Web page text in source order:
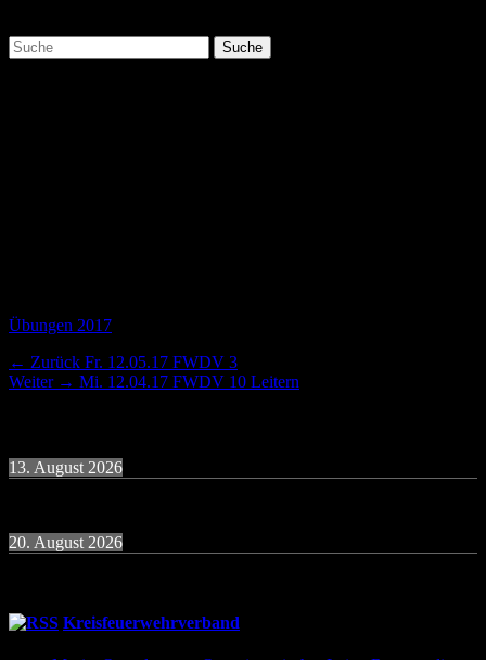
Suche
nach:
Kategorien
Übungen 2017
Beitragsnavigation
← Zurück Vorheriger
Beitrag:
Fr. 12.05.17 FWDV 3
Weiter → Nächster
Mi. 12.04.17 FWDV 10 Leitern
13. August 2026
20. August 2026
Kreisfeuerwehrverband